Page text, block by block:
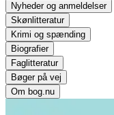
Nyhederog anmeldelser
Skønlitteratur
Krimi og spænding
Biografier
Faglitteratur
Bøger på vej
Om bog.nu